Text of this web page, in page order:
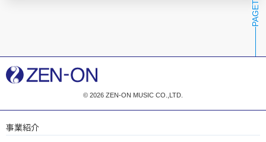
ピアノ倶楽部
ズルいピアノ
アニメ･オン･ピアノ
CD付 ヴァイオリンで奏でるシリーズ
朝練シリーズ
須川展也サクソフォン=コレクション
CD付 アルトサックスで奏でるシリーズ
© 2026 ZEN-ON MUSIC CO.,LTD.
事業紹介